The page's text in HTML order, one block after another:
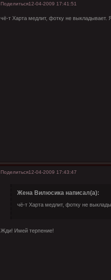
Поделиться12-04-2009 17:41:51
чё-т Харта медлит, фотку не выкладывает.
Поделиться12-04-2009 17:43:47
Жена Вилюсика написал(а):
чё-т Харта медлит, фотку не
Жди! Имей терпение!